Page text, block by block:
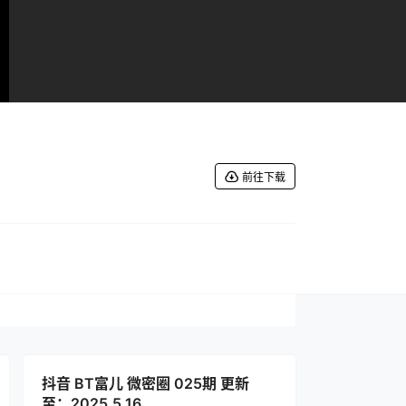
前往下载
抖音 BT富儿 微密圈 025期 更新